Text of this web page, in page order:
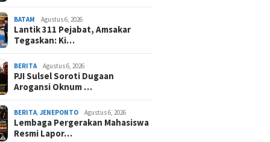
BATAM Agustus 6, 2026
Lantik 311 Pejabat, Amsakar
Tegaskan: Ki…
BERITA Agustus 6, 2026
PJI Sulsel Soroti Dugaan
Arogansi Oknum …
BERITA ,JENEPONTO Agustus 6, 2026
Lembaga Pergerakan Mahasiswa
Resmi Lapor…